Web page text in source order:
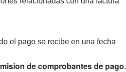
el pago se recibe en una fecha
de comprobantes de pago.